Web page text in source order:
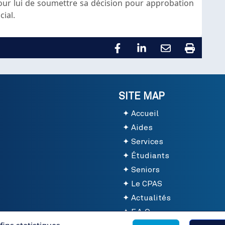
lui de soumettre sa décision pour approbation
SITE MAP
Accueil
Aides
Services
Étudiants
Seniors
Le CPAS
Actualités
F.A.Q.